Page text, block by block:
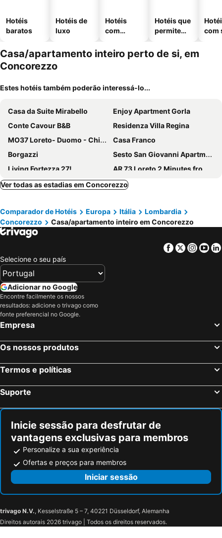
Hotéis
baratos
Hotéis de
luxo
Hotéis
com
Hotéis que
permitem
com
Casa/apartamento inteiro perto de si, em
Concorezzo
Estes hotéis também poderão interessá-lo...
Casa da Suite Mirabello
Enjoy Apartment Gorla
Conte Cavour B&B
Residenza Villa Regina
MO37 Loreto- Duomo - Chic Apartment
Casa Franco
Borgazzi
Sesto San Giovanni Apartment, Railing House. Metro Line 1 Sesto RondÒ
Living Fortezza 27!
AR 73 Loreto 2 Minutes from the METRO
casa Gorla
Dolce Vita
Violet Home - Loreto
Ver todas as estadias em Concorezzo
Comparador de Hotéis Europa Itália
Lombardia
Concorezzo
Casa/apartamento inteiro em Concorezzo
Facebook
Twitter
Selecione o seu país
Adicionar no Google
Encontre facilmente os nossos
resultados: adicione o trivago como
fonte preferencial no Google.
Empresa
Os nossos produtos
Termos e políticas
Suporte
Inicie sessão para desfrutar de
vantagens exclusivas para membros
Personalize a sua experiência
Ofertas e preços para membros
Iniciar sessão
trivago N.V., Kesselstraße 5 – 7, 40221 Düsseldorf, Alemanha
Direitos autorais 2026 trivago | Todos os direitos reservados.